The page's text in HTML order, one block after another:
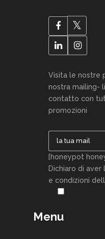
Visita le nostre
nostra mailing-
contatto con
promozioni
[honeypot
Dichiaro di
e condizioni
Menu